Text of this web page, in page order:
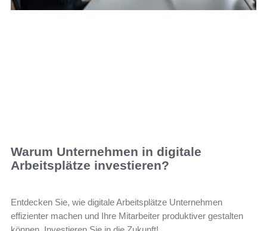
Warum Unternehmen in digitale
Arbeitsplätze investieren?
Entdecken Sie, wie digitale Arbeitsplätze Unternehmen
effizienter machen und Ihre Mitarbeiter produktiver gestalten